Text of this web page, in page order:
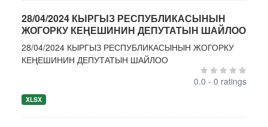
28/04/2024 КЫРГЫЗ РЕСПУБЛИКАСЫНЫН
ЖОГОРКУ КЕҢЕШИНИН ДЕПУТАТЫН ШАЙЛОО
28/04/2024 КЫРГЫЗ РЕСПУБЛИКАСЫНЫН ЖОГОРКУ
КЕҢЕШИНИН ДЕПУТАТЫН ШАЙЛОО
0.0 - 0 ratings
XLSX